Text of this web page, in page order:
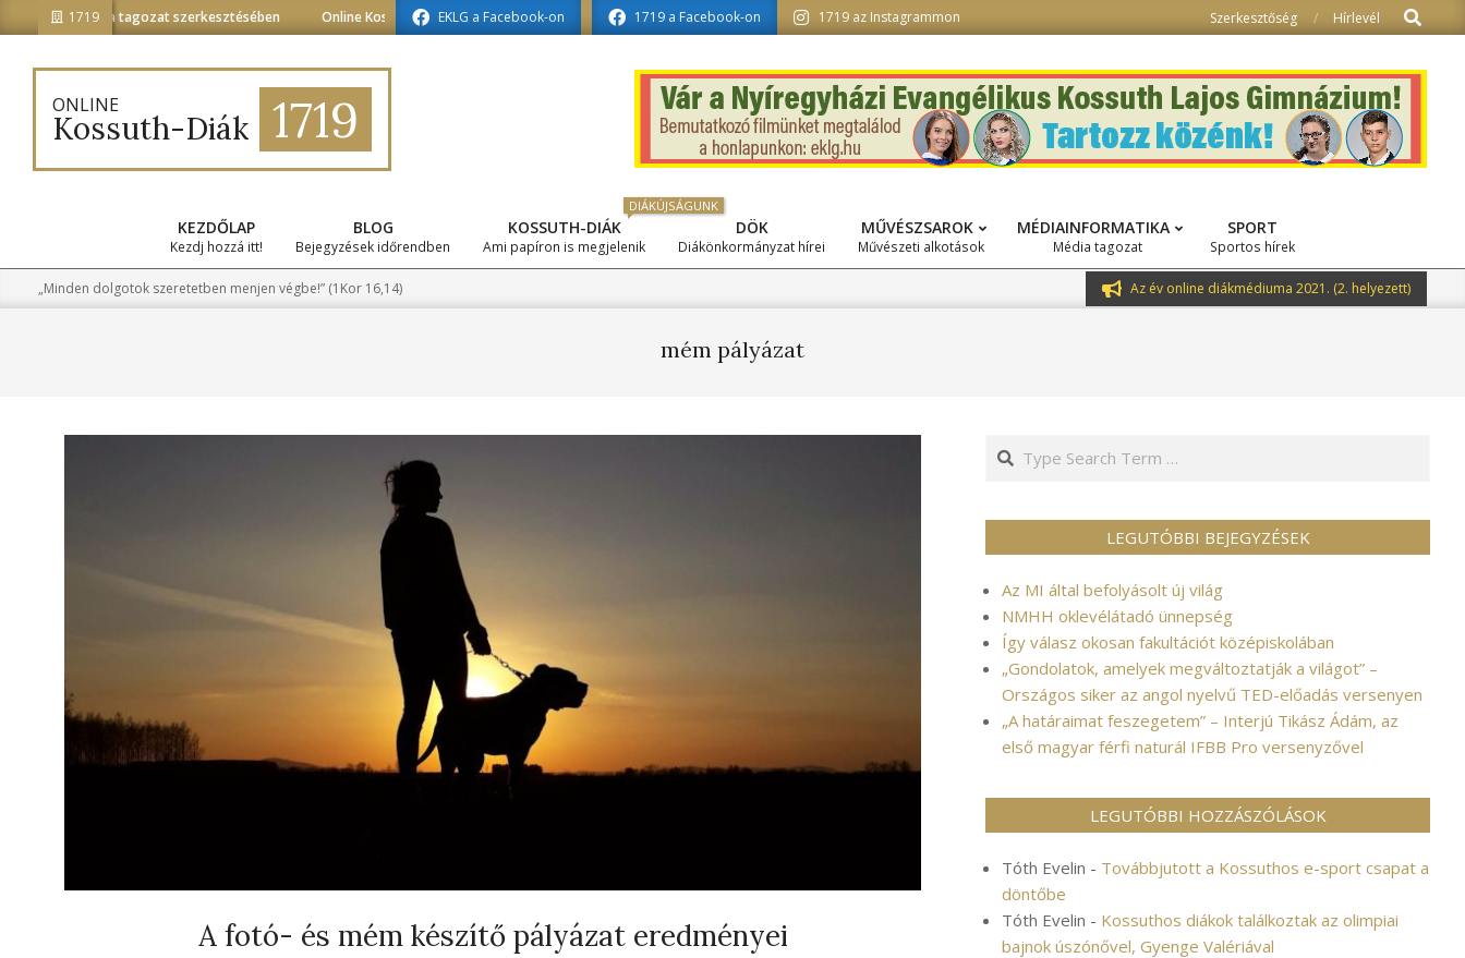
to
content
1719tagozat szerkesztésében Online Kossuth-Diák a médiainformatika tagozat szerkesztésében
EKLG a Facebook-on 1719 a Facebook-on 1719 az Instagrammon Szerkesztőség Hírlevél Search
ONLINE
Kossuth-Diák 1719
Primary
Navigation
KEZDŐLAP
Kezdj hozzá itt!
BLOG
Bejegyzések időrendben
KOSSUTH-DIÁK
DIÁKÚJSÁGUNK
Ami papíron is megjelenik
DÖK
Diákönkormányzat hírei
MŰVÉSZSAROK
Művészeti alkotások
MÉDIAINFORMATIKA
Média tagozat
SPORT
Sportos hírek
„Minden dolgotok szeretetben menjen végbe!” (1Kor 16,14) Az év online diákmédiuma 2021. (2. helyezett)
mém pályázat
A fotó- és mém készítő pályázat eredményei
Search
LEGUTÓBBI BEJEGYZÉSEK
Az MI által befolyásolt új világ
NMHH oklevélátadó ünnepség
Így válasz okosan fakultációt középiskolában
„Gondolatok, amelyek megváltoztatják a világot” –
Országos siker az angol nyelvű TED-előadás versenyen
„A határaimat feszegetem” – Interjú Tikász Ádám, az
első magyar férfi naturál IFBB Pro versenyzővel
LEGUTÓBBI HOZZÁSZÓLÁSOK
Tóth Evelin - Továbbjutott a Kossuthos e-sport csapat a
döntőbe
Tóth Evelin - Kossuthos diákok találkoztak az olimpiai
bajnok úszónővel, Gyenge Valériával